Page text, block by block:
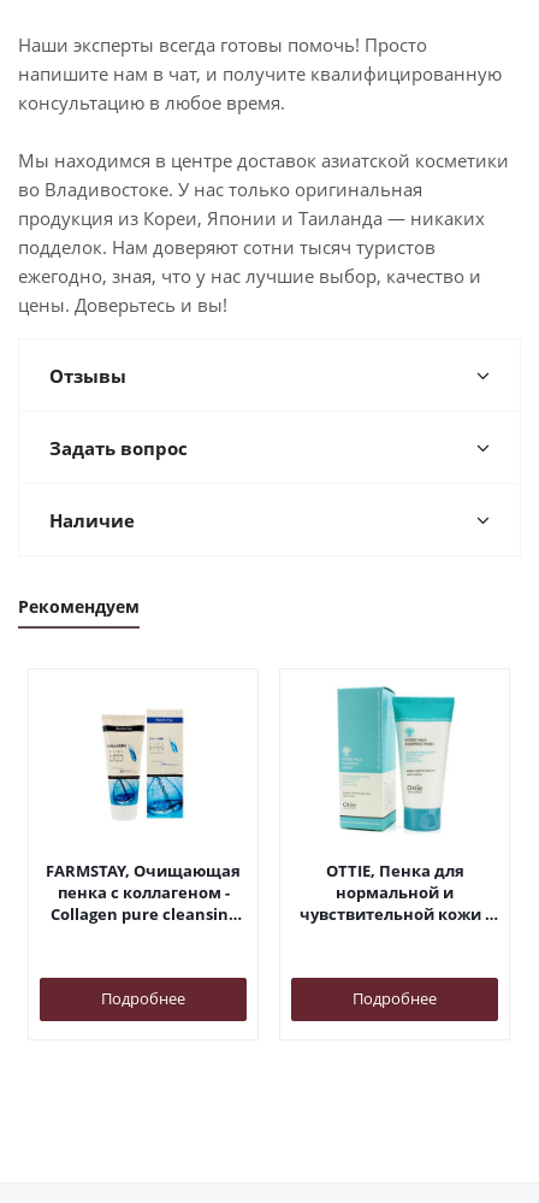
Наши эксперты всегда готовы помочь! Просто
напишите нам в чат, и получите квалифицированную
консультацию в любое время.
Мы находимся в центре доставок азиатской косметики
во Владивостоке. У нас только оригинальная
продукция из Кореи, Японии и Таиланда — никаких
подделок. Нам доверяют сотни тысяч туристов
ежегодно, зная, что у нас лучшие выбор, качество и
цены. Доверьтесь и вы!
Отзывы
Задать вопрос
Наличие
Рекомендуем
FARMSTAY, Очищающая
пенка с коллагеном -
Collagen pure cleansing
Подробнее
OTTIE, Пенка для
нормальной и
чувствительной кожи -
Подробнее